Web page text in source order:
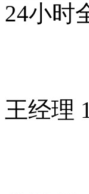
24小时
王经理